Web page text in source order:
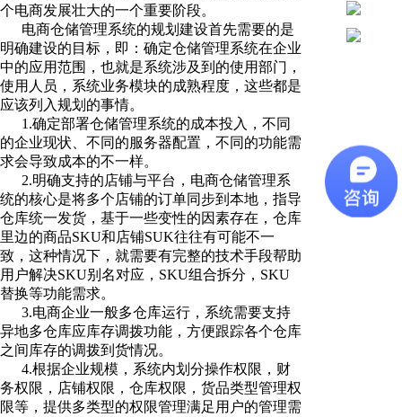
个电商发展壮大的一个重要阶段。
电商仓储管理系统的规划建设首先需要的是
明确建设的目标，即：确定仓储管理系统在企业
中的应用范围，也就是系统涉及到的使用部门，
使用人员，系统业务模块的成熟程度，这些都是
应该列入规划的事情。
1.确定部署仓储管理系统的成本投入，不同
的企业现状、不同的服务器配置，不同的功能需
求会导致成本的不一样。
2.明确支持的店铺与平台，电商仓储管理系
统的核心是将多个店铺的订单同步到本地，指导
仓库统一发货，基于一些变性的因素存在，仓库
里边的商品SKU和店铺SUK往往有可能不一
致，这种情况下，就需要有完整的技术手段帮助
用户解决SKU别名对应，SKU组合拆分，SKU
替换等功能需求。
3.电商企业一般多仓库运行，系统需要支持
异地多仓库应库存调拨功能，方便跟踪各个仓库
之间库存的调拨到货情况。
4.根据企业规模，系统内划分操作权限，财
务权限，店铺权限，仓库权限，货品类型管理权
限等，提供多类型的权限管理满足用户的管理需